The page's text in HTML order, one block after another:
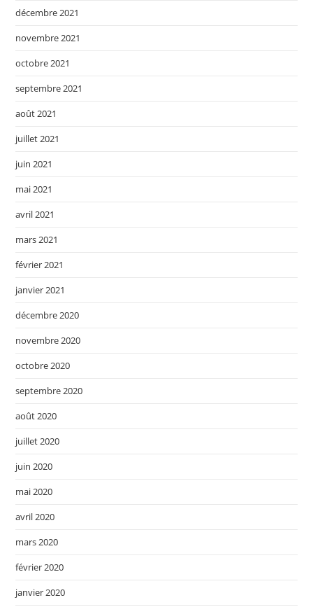
décembre 2021
novembre 2021
octobre 2021
septembre 2021
août 2021
juillet 2021
juin 2021
mai 2021
avril 2021
mars 2021
février 2021
janvier 2021
décembre 2020
novembre 2020
octobre 2020
septembre 2020
août 2020
juillet 2020
juin 2020
mai 2020
avril 2020
mars 2020
février 2020
janvier 2020